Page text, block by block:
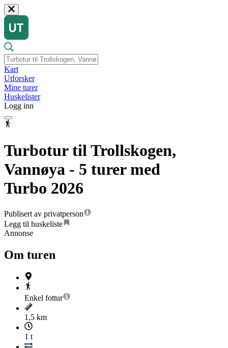
Kart
Utforsker
Mine turer
Huskelister
Logg inn
Turbotur til Trollskogen,
Vannøya - 5 turer med
Turbo 2026
Publisert av privatperson
Legg til huskeliste
Annonse
Om turen
Enkel fottur
1,5 km
1 t